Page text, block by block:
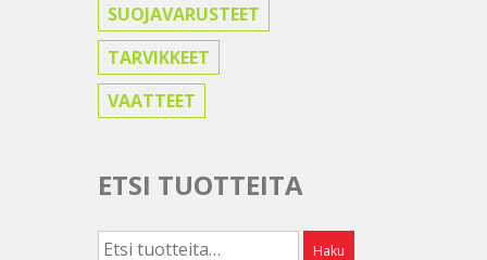
SUOJAVARUSTEET
TARVIKKEET
VAATTEET
ETSI TUOTTEITA
Etsi: Haku